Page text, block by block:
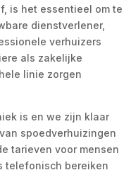
is het essentieel om te
dienstverlener,
verhuizers
als zakelijke
linie zorgen
is en we zijn klaar
spoedverhuizingen
tarieven voor mensen
telefonisch bereiken